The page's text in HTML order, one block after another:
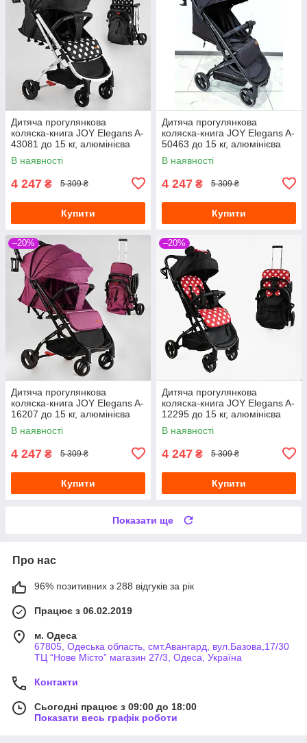
Дитяча прогулянкова
коляска-книга JOY Elegans A-
43081 до 15 кг, алюмінієва
рама, підсклянник
В наявності
4 247 ₴ 5 309 ₴
Купити
Дитяча прогулянкова
коляска-книга JOY Elegans A-
50463 до 15 кг, алюмінієва
рама, підсклянник
В наявності
4 247 ₴ 5 309 ₴
Купити
–20%
Дитяча прогулянкова
коляска-книга JOY Elegans A-
16207 до 15 кг, алюмінієва
рама, з багажним кошиком,
чохол,
В наявності
4 247 ₴ 5 309 ₴
Купити
–20%
Дитяча прогулянкова
коляска-книга JOY Elegans A-
12295 до 15 кг, алюмінієва
рама, футкавер, підсклянник,
телескопічна ручка,
В наявності
4 247 ₴ 5 309 ₴
Купити
Показати ще
Про нас
96% позитивних з 288 відгуків за рік
Працює з 06.02.2019
м. Одеса
67805, Одеська область, смт.Авангард, вул.Базова,17/30
ТЦ “Нове Місто” магазин 27/3, Одеса, Україна
Контакти
Сьогодні працює з 09:00 до 18:00
Показати весь графік роботи